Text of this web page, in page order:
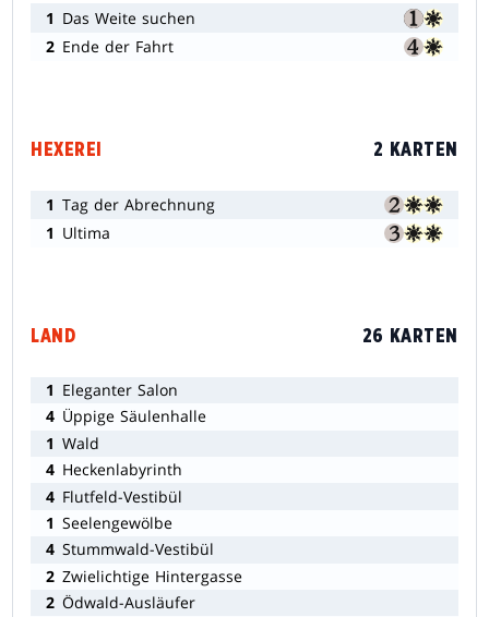
1 Das Weite suchen
2 Ende der Fahrt
HEXEREI 2 KARTEN
1 Tag der Abrechnung
1 Ultima
LAND 26 KARTEN
1 Eleganter Salon
4 Üppige Säulenhalle
1 Wald
4 Heckenlabyrinth
4 Flutfeld-Vestibül
1 Seelengewölbe
4 Stummwald-Vestibül
2 Zwielichtige Hintergasse
2 Ödwald-Ausläufer